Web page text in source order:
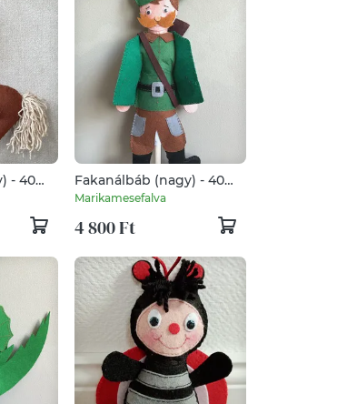
- 40
Fakanálbáb (nagy) - 40
cm (Vadász)
Marikamesefalva
4 800 Ft